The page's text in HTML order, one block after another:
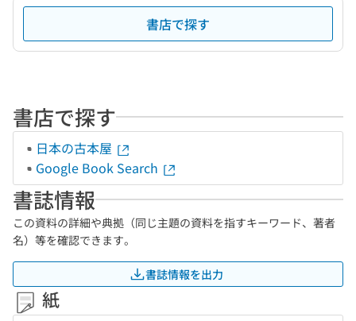
書店で探す
書店で探す
日本の古本屋
Google Book Search
書誌情報
この資料の詳細や典拠（同じ主題の資料を指すキーワード、著者
名）等を確認できます。
書誌情報を出力
紙